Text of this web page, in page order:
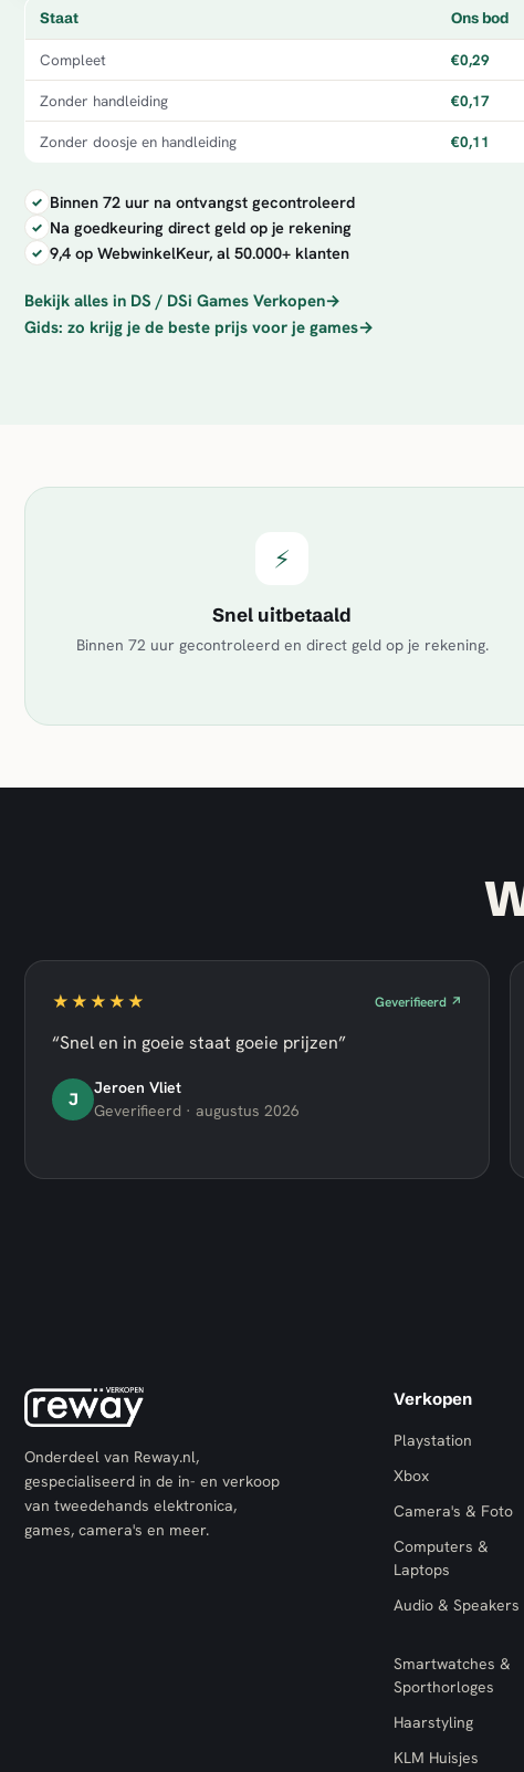
Staat Ons bod
Compleet €0,29
Zonder handleiding €0,17
Zonder doosje en handleiding €0,11
Binnen 72 uur na ontvangst gecontroleerd
Na goedkeuring direct geld op je rekening
9,4 op WebwinkelKeur, al 50.000+ klanten
Bekijk alles in DS / DSi Games Verkopen→
Gids: zo krijg je de beste prijs voor je games→
⚡
Snel uitbetaald
Binnen 72 uur gecontroleerd en direct geld op je rekening.
★★★★★ Geverifieerd ↗
“Snel en in goeie staat goeie prijzen”
J
Jeroen Vliet
Geverifieerd · augustus 2026
Onderdeel van Reway.nl,
gespecialiseerd in de in- en verkoop
van tweedehands elektronica,
games, camera's en meer.
Verkopen
Playstation
Xbox
Camera's & Foto
Computers &
Laptops
Audio & Speakers
Smartwatches &
Sporthorloges
Haarstyling
KLM Huisjes